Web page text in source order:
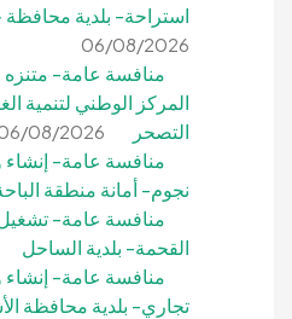
استراحة- بلدية
06/08/2026
منافسة عامة-
المركز الوطني لتنمية
التصحر
08/2026
نجوم- أمانة منطقة
منافسة عامة-
القحمة- بلدية الساحل
منافسة عامة-
تجاري- بلدية محافظة